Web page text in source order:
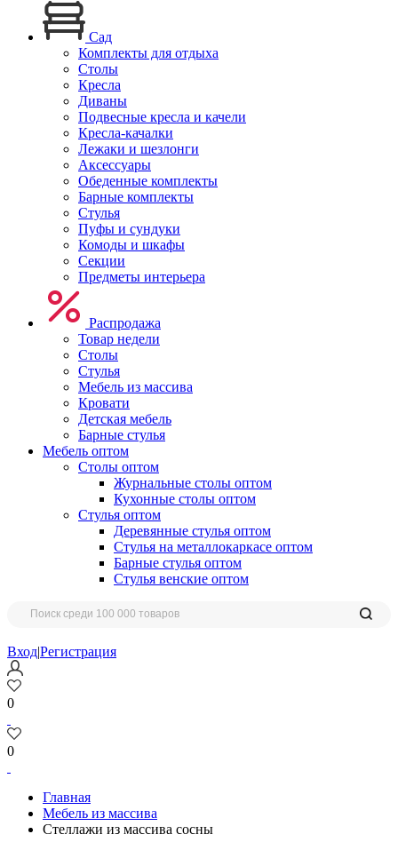
Сад
Комплекты для отдыха
Столы
Кресла
Диваны
Подвесные кресла и качели
Кресла-качалки
Лежаки и шезлонги
Аксессуары
Обеденные комплекты
Барные комплекты
Стулья
Пуфы и сундуки
Комоды и шкафы
Секции
Предметы интерьера
Распродажа
Товар недели
Столы
Стулья
Мебель из массива
Кровати
Детская мебель
Барные стулья
Мебель оптом
Столы оптом
Журнальные столы оптом
Кухонные столы оптом
Стулья оптом
Деревянные стулья оптом
Стулья на металлокаркасе оптом
Барные стулья оптом
Стулья венские оптом
Вход|Регистрация
0
0
Главная
Мебель из массива
Стеллажи из массива сосны